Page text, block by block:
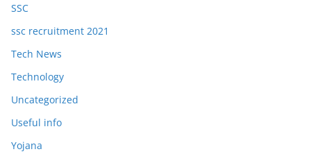
SSC
ssc recruitment 2021
Tech News
Technology
Uncategorized
Useful info
Yojana